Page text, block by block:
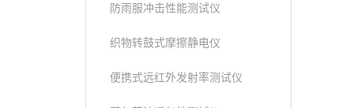
防雨服冲击性能测试仪
织物转鼓式摩擦静电仪
便携式远红外发射率测试仪